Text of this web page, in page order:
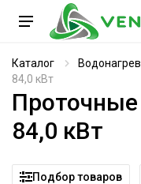
Каталог
84,0 кВт
Проточные
84,0 кВт
Подбор товаров